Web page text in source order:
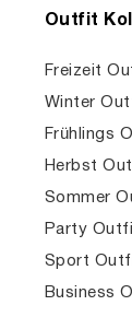
Outfit
Freizeit
Winter
Frühlings
Herbst
Sommer
Party
Sport
Business